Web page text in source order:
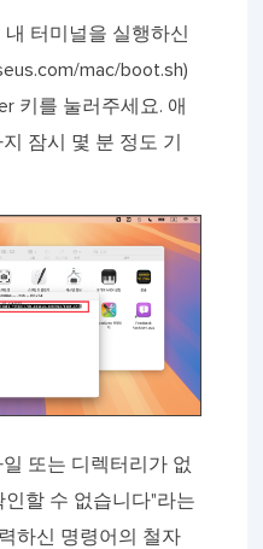
내 터미널을 실행하신
mac/boot.sh)
키를 눌러주세요. 애
잠시 몇 분 정도 기
또는 디렉터리가 없
할 수 없습니다"라는
하신 명령어의 철자